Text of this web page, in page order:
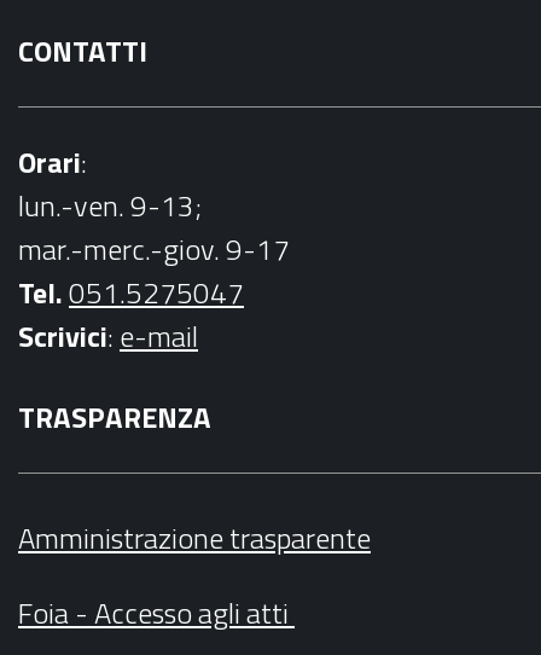
CONTATTI
Orari:
lun.-ven. 9-13;
mar.-merc.-giov. 9-17
Tel.051.5275047
Scrivici:e-mail
TRASPARENZA
Amministrazione trasparente
Foia - Accesso agli atti